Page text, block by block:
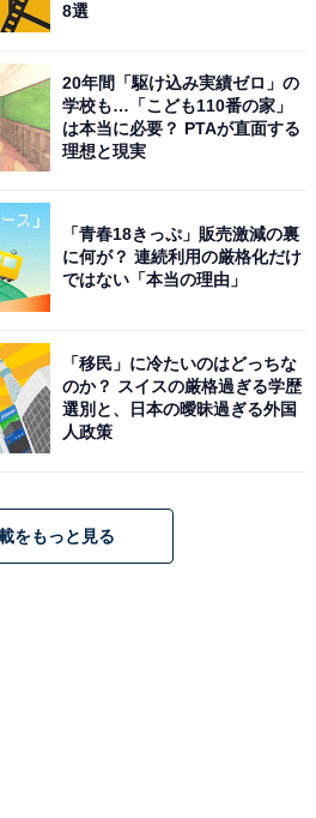
8選
20年間「駆け込み実績ゼロ」の
学校も…「こども110番の家」
は本当に必要？ PTAが直面する
理想と現実
「青春18きっぷ」販売激減の裏
に何が？ 連続利用の厳格化だけ
ではない「本当の理由」
「移民」に冷たいのはどっちな
のか？ スイスの厳格過ぎる学歴
選別と、日本の曖昧過ぎる外国
人政策
をもっと見る